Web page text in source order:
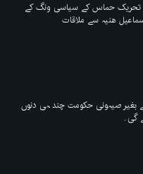
تحریک حماس کے سیاسی ونگ کے
ھنیہ سے ملاقات
بغیر صیہونی حکومت چند ہی دنوں
گی۔